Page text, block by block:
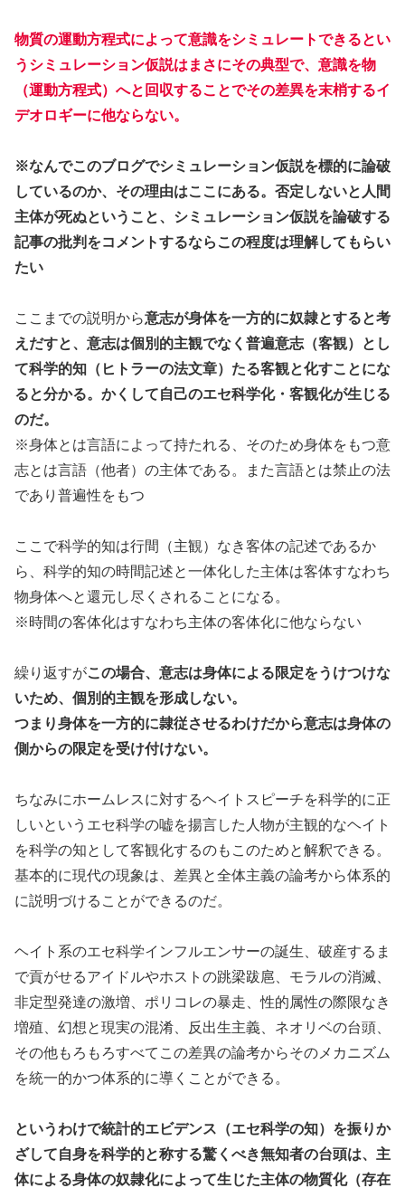
物質の運動方程式によって意識をシミュレートできるとい
うシミュレーション仮説はまさにその典型で、意識を物
（運動方程式）へと回収することでその差異を末梢するイ
デオロギーに他ならない。
※なんでこのブログでシミュレーション仮説を標的に論破
しているのか、その理由はここにある。否定しないと人間
主体が死ぬということ、シミュレーション仮説を論破する
記事の批判をコメントするならこの程度は理解してもらい
たい
ここまでの説明から意志が身体を一方的に奴隷とすると考
えだすと、意志は個別的主観でなく普遍意志（客観）とし
て科学的知（ヒトラーの法文章）たる客観と化すことにな
ると分かる。かくして自己のエセ科学化・客観化が生じる
のだ。
※身体とは言語によって持たれる、そのため身体をもつ意
志とは言語（他者）の主体である。また言語とは禁止の法
であり普遍性をもつ
ここで科学的知は行間（主観）なき客体の記述であるか
ら、科学的知の時間記述と一体化した主体は客体すなわち
物身体へと還元し尽くされることになる。
※時間の客体化はすなわち主体の客体化に他ならない
繰り返すがこの場合、意志は身体による限定をうけつけな
いため、個別的主観を形成しない。
つまり身体を一方的に隷従させるわけだから意志は身体の
側からの限定を受け付けない。
ちなみにホームレスに対するヘイトスピーチを科学的に正
しいというエセ科学の嘘を揚言した人物が主観的なヘイト
を科学の知として客観化するのもこのためと解釈できる。
基本的に現代の現象は、差異と全体主義の論考から体系的
に説明づけることができるのだ。
ヘイト系のエセ科学インフルエンサーの誕生、破産するま
で貢がせるアイドルやホストの跳梁跋扈、モラルの消滅、
非定型発達の激増、ポリコレの暴走、性的属性の際限なき
増殖、幻想と現実の混淆、反出生主義、ネオリベの台頭、
その他もろもろすべてこの差異の論考からそのメカニズム
を統一的かつ体系的に導くことができる。
というわけで統計的エビデンス（エセ科学の知）を振りか
ざして自身を科学的と称する驚くべき無知者の台頭は、主
体による身体の奴隷化によって生じた主体の物質化（存在